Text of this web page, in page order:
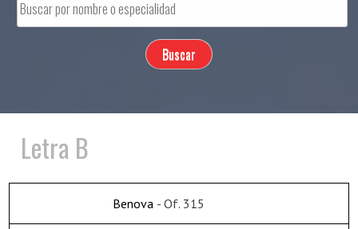
Letra B
Benova - Of. 315